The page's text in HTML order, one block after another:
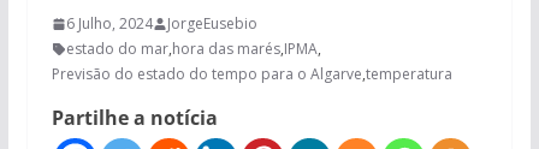
6 Julho, 2024
JorgeEusebio
estado do mar,hora das marés,IPMA,
Previsão do estado do tempo para o Algarve,temperatura
Partilhe a notícia